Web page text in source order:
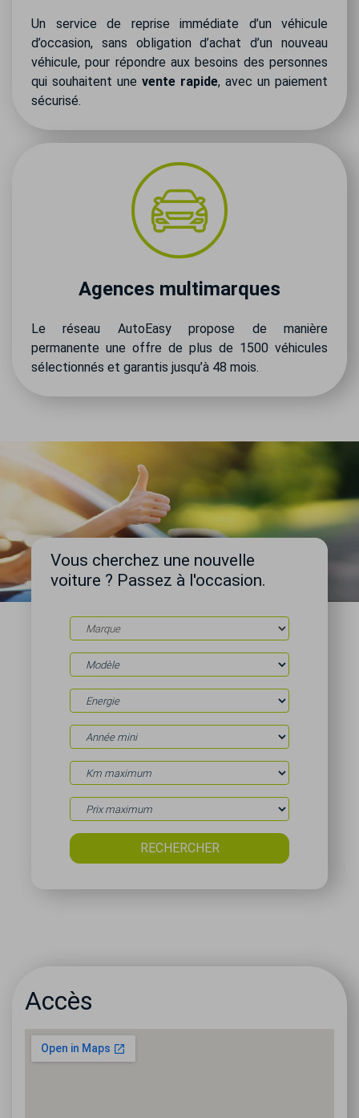
Un service de reprise immédiate d’un véhicule
d’occasion, sans obligation d’achat d’un nouveau
véhicule, pour répondre aux besoins des personnes
qui souhaitent une vente rapide, avec un paiement
sécurisé.
Agences multimarques
Le réseau AutoEasy propose de manière
permanente une offre de plus de 1500 véhicules
sélectionnés et garantis jusqu’à 48 mois.
Vous cherchez une nouvelle
voiture ? Passez à l'occasion.
Accès